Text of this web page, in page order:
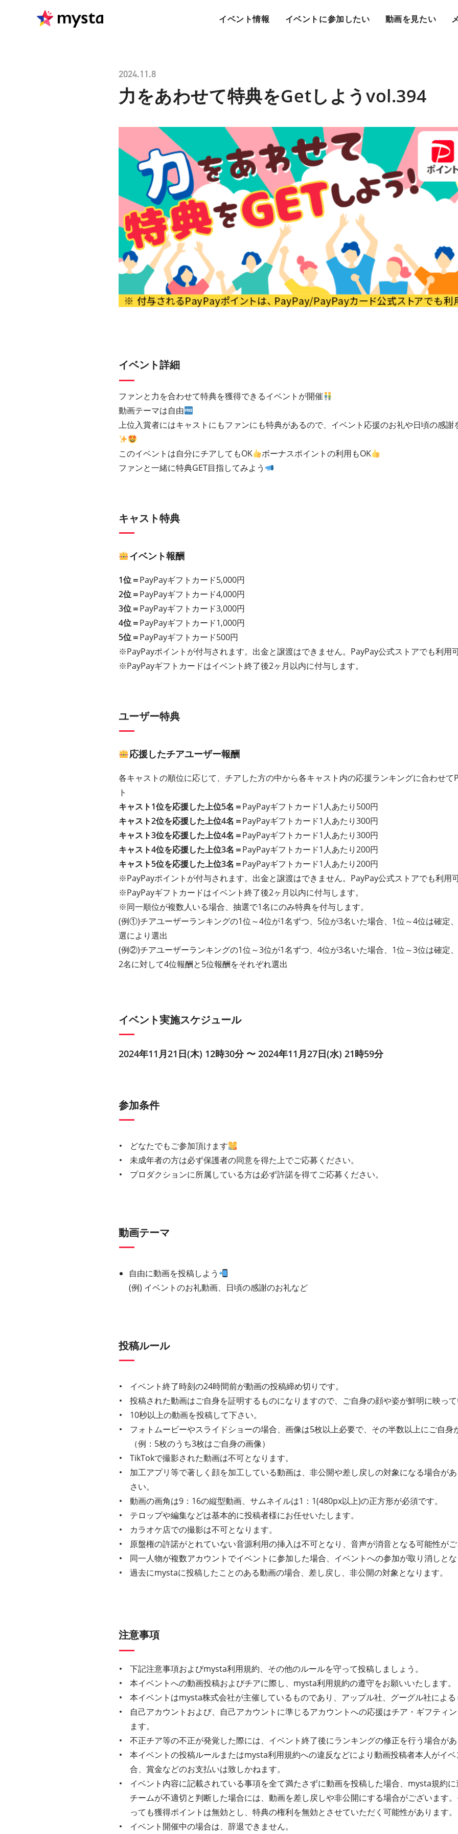
イベント情報 イベントに参加したい 動画を見たい
2024.11.8
力をあわせて特典をGetしようvol.394
イベント詳細
ファンと力を合わせて特典を獲得できるイベントが開催
動画テーマは自由
上位入賞者にはキャストにもファンにも特典があるので、イベント応援のお礼や日頃の感謝
このイベントは自分にチアしてもOK
ボーナスポイントの利用もOK
ファンと一緒に特典GET目指してみよう
キャスト特典
イベント報酬
1位＝PayPayギフトカード5,000円
2位＝PayPayギフトカード4,000円
3位＝PayPayギフトカード3,000円
4位＝PayPayギフトカード1,000円
5位＝PayPayギフトカード500円
※PayPayポイントが付与されます。出金と譲渡はできません。PayPay公式ストアでも利用可
※PayPayギフトカードはイベント終了後2ヶ月以内に付与します。
ユーザー特典
応援したチアユーザー報酬
各キャストの順位に応じて、チアした方の中から各キャスト内の応援ランキングに合わせて
ト
キャスト1位を応援した上位5名＝PayPayギフトカード1人あたり500円
キャスト2位を応援した上位4名＝PayPayギフトカード1人あたり300円
キャスト3位を応援した上位4名＝PayPayギフトカード1人あたり300円
キャスト4位を応援した上位3名＝PayPayギフトカード1人あたり200円
キャスト5位を応援した上位3名＝PayPayギフトカード1人あたり200円
※PayPayポイントが付与されます。出金と譲渡はできません。PayPay公式ストアでも利用可
※PayPayギフトカードはイベント終了後2ヶ月以内に付与します。
※同一順位が複数人いる場合、抽選で1名にのみ特典を付与します。
(例①)チアユーザーランキングの1位～4位が1名ずつ、5位が3名いた場合、1位～4位は確定
選により選出
(例②)チアユーザーランキングの1位～3位が1名ずつ、4位が3名いた場合、1位～3位は確定
2名に対して4位報酬と5位報酬をそれぞれ選出
イベント実施スケジュール
2024年11月21日(木) 12時30分 〜 2024年11月27日(水) 21時59分
参加条件
どなたでもご参加頂けます
未成年者の方は必ず保護者の同意を得た上でご応募ください。
プロダクションに所属している方は必ず許諾を得てご応募ください。
動画テーマ
自由に動画を投稿しよう
(例) イベントのお礼動画、日頃の感謝のお礼など
投稿ルール
イベント終了時刻の24時間前が動画の投稿締め切りです。
投稿された動画はご自身を証明するものになりますので、ご自身の顔や姿が鮮明に映って
10秒以上の動画を投稿して下さい。
フォトムービーやスライドショーの場合、画像は5枚以上必要で、その半数以上にご自身
（例：5枚のうち3枚はご自身の画像）
TikTokで撮影された動画は不可となります。
加工アプリ等で著しく顔を加工している動画は、非公開や差し戻しの対象になる場合が
さい。
動画の画角は9：16の縦型動画、サムネイルは1：1(480px以上)の正方形が必須です。
テロップや編集などは基本的に投稿者様にお任せいたします。
カラオケ店での撮影は不可となります。
原盤権の許諾がとれていない音源利用の挿入は不可となり、音声が消音となる可能性がご
同一人物が複数アカウントでイベントに参加した場合、イベントへの参加が取り消しとな
過去にmystaに投稿したことのある動画の場合、差し戻し、非公開の対象となります。
注意事項
下記注意事項およびmysta利用規約、その他のルールを守って投稿しましょう。
本イベントへの動画投稿およびチアに際し、mysta利用規約の遵守をお願いいたします。
本イベントはmysta株式会社が主催しているものであり、アップル社、グーグル社による
自己アカウントおよび、自己アカウントに準じるアカウントへの応援はチア・ギフティ
ます。
不正チア等の不正が発覚した際には、イベント終了後にランキングの修正を行う場合があ
本イベントの投稿ルールまたはmysta利用規約への違反などにより動画投稿者本人がイ
合、賞金などのお支払いは致しかねます。
イベント内容に記載されている事項を全て満たさずに動画を投稿した場合、mysta規約
チームが不適切と判断した場合には、動画を差し戻しや非公開にする場合がございます
っても獲得ポイントは無効とし、特典の権利を無効とさせていただく可能性があります。
イベント開催中の場合は、辞退できません。